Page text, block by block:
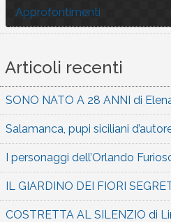
Approfontimenti
Articoli recenti
SONO NATO A 28 ANNI di
Salamanca, pupi siciliani
I personaggi dell’Orlando
IL GIARDINO DEI FIORI
COSTRETTA AL SILENZIO di